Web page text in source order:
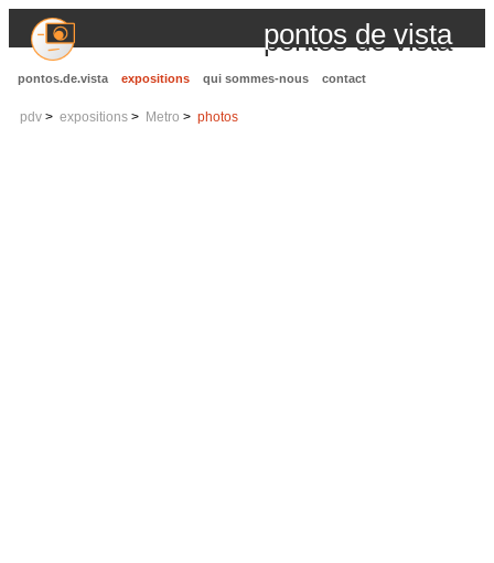
pontos de vista
pontos.de.vista expositions qui sommes-nous contact
pdv expositions Metro photos